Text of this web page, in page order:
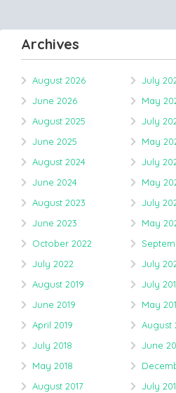
Archives
August 2026
July
June 2026
May
August 2025
July
June 2025
May
August 2024
July
June 2024
May
August 2023
July
June 2023
May
October 2022
July 2022
July
August 2019
July
June 2019
May
April 2019
August
July 2018
June
May 2018
August 2017
July